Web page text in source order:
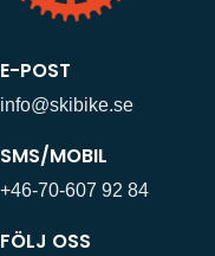
E-POST
info@skibike.se
SMS/MOBIL
+46-70-607 92 84
FÖLJ OSS